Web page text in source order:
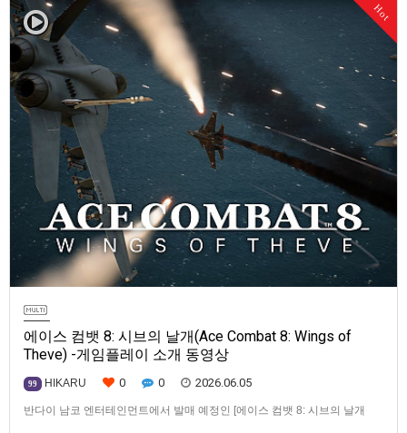
코리아(지사장 장태근)는 PlayStation®5, Xbox Series X|S, STEAM®용 드
라마틱 플라이트 슈팅 ‘에이스 컴뱃 8: 시브의 날개’(한국어판)를 2026년 10
월 2일(목) 발매한다고…
Hot
에이스 컴뱃 8: 시브의 날개(Ace Combat 8: Wings of
Theve) -게임플레이 소개 동영상
99 HIKARU 0 0 2026.06.05
반다이 남코 엔터테인먼트에서 발매 예정인 [에이스 컴뱃 8: 시브의 날개